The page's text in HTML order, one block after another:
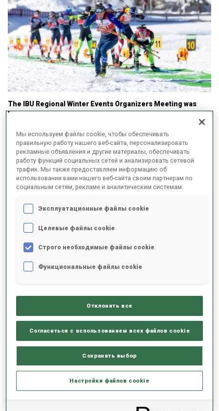
The IBU Regional Winter Events Organizers Meeting was
held online on the 14th of October, bringing together over
federations. The event aimed to update participants on the
key directions and updates in project implementation of
Regional Events for the upcoming season 2024/2025.
During the meeting, key expectations for the upcoming season
2024/2025 were discussed, alongside updates on the project’s
principles, athlete registration procedures, and results
management processes. The meeting featured a mix of
experienced and new organizing committee members and
participants from respective national federations.
With the 2024/25 season IBU will start integration of Regional
Events with IBU Membercenter. All participating athletes of youth
and junior categories at Regional Events must be registered in the
IBU Membercenter by IBU Member Federations. Organizing
IBU is heading towards developing the IBU Event Series setup,
aligned with the main objectives of IBU's Target 2030. These
adjustments will focus on maintaining and enhancing the overall
quality and attractiveness of biathlon events. As biathlon
accessible competition opportunities that can accommodate the
increasing number of athletes entering the sport.
Meeting materials:
Мы используем файлы cookie, чтобы обеспечивать
правильную работу нашего веб-сайта, персонализировать
рекламные объявления и другие материалы, обеспечивать
работу функций социальных сетей и анализировать сетевой
трафик. Мы также предоставляем информацию об
использовании вами нашего веб-сайта своим партнерам по
социальным сетям, рекламе и аналитическим системам.
Эксплуатационные файлы cookie
Целевые файлы cookie
Строго необходимые файлы cookie
Функциональные файлы cookie
Отклонить все
Согласиться с использованием всех файлов cookie
Сохранить выбор
Настройки файлов cookie